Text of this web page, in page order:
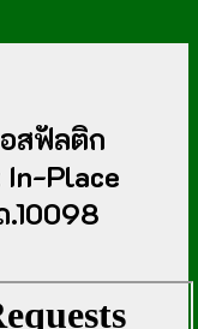
สฟัลติก
In-Place